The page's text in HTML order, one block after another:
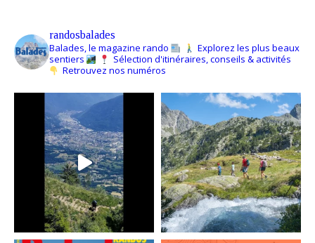
randosbalades
Balades, le magazine rando
Explorez les plus beaux
sentiers
Sélection d'itinéraires, conseils & activités
Retrouvez nos numéros